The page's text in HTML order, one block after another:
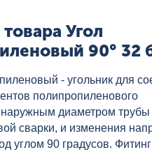
Угол
90° 32
артикул: 03470
- угольник для
полипропиленового
наружным диаметром
сварки, и изменения
углом 90 градусов.